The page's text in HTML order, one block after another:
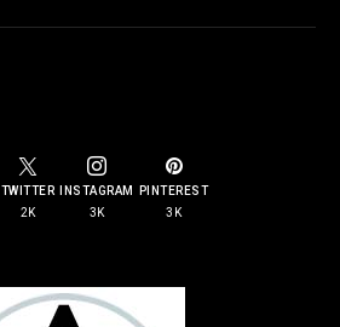
TWITTER
2K
INSTAGRAM
3K
PINTEREST
3K